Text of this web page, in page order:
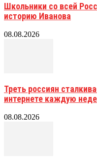
Школьники со всей
историю Иванова
08.08.2026
Треть россиян
интернете каждую
08.08.2026